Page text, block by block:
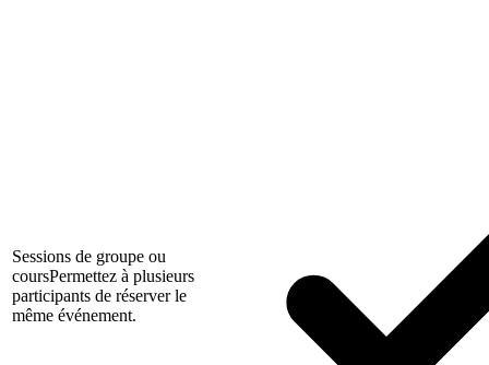
Sessions de groupe ou
coursPermettez à plusieurs
participants de réserver le
même événement.